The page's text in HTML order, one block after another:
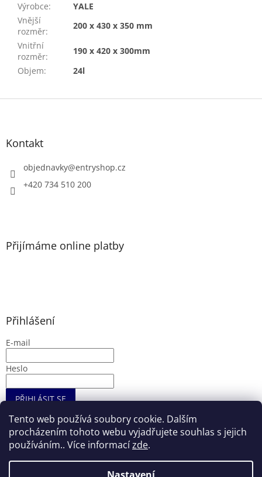
Tento web používá soubory cookie. Dalším
procházením tohoto webu vyjadřujete souhlas s jejich
používáním.. Více informacízde.
Výrobce:
YALE
Vnější
rozměr:
200 x 430 x 350 mm
Vnitřní
rozměr:
190 x 420 x 300mm
Objem: 24l
Z
Kontakt
objednavky@entryshop.cz
+420 734 510 200
Přijímáme online platby
Přihlášení
E-mail
Heslo
PŘIHLÁSIT SE
Nová registraceZapomenuté heslo